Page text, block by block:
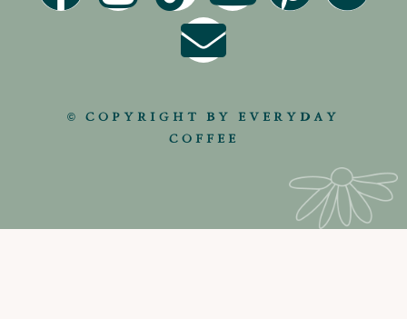
© COPYRIGHT BY EVERYDAY
COFFEE